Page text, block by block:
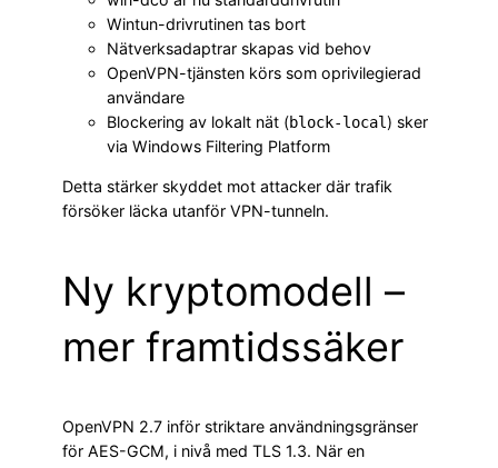
Wintun-drivrutinen tas bort
Nätverksadaptrar skapas vid behov
OpenVPN-tjänsten körs som oprivilegierad
användare
Blockering av lokalt nät (block-local) sker
via Windows Filtering Platform
Detta stärker skyddet mot attacker där trafik
försöker läcka utanför VPN-tunneln.
Ny kryptomodell –
mer framtidssäker
OpenVPN 2.7 inför striktare användningsgränser
för AES-GCM, i nivå med TLS 1.3. När en